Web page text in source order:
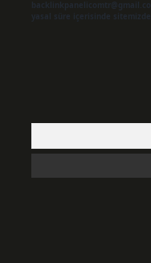
yasal süre içerisinde